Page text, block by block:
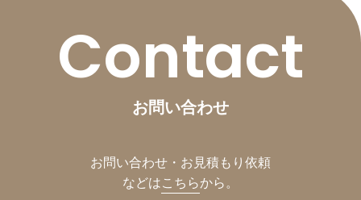
Contact
お問い合わせ
お問い合わせ・お見積もり依頼
などはこちらから。